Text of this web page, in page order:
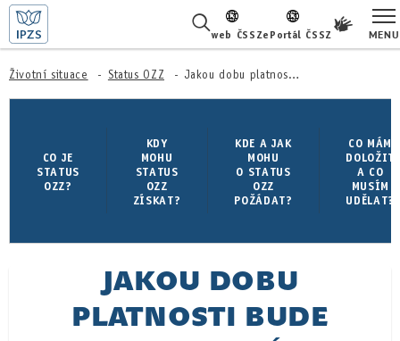
web ČSSZePortál ČSSZ MENU
ŽIVOTNÍ SITUACE
O NÁS
PRO LÉKAŘE
Životní situace Status OZZ Jakou dobu platnosti bude posudek mít?
CO JE
STATUS
OZZ?
KDY
MOHU
STATUS
OZZ
ZÍSKAT?
KDE A JAK
MOHU
O STATUS
OZZ
POŽÁDAT?
CO MÁM
DOLOŽIT
A CO
MUSÍM
UDĚLAT?
JAKOU DOBU
PLATNOSTI BUDE